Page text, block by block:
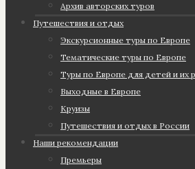
Архив авторских туров
Путешествия и отдых
Экскурсионные туры по Европе
Тематические туры по Европе
Туры по Европе для детей и их
Выходные в Европе
Круизы
Путешествия и отдых в России
Наши рекомендации
Премьеры